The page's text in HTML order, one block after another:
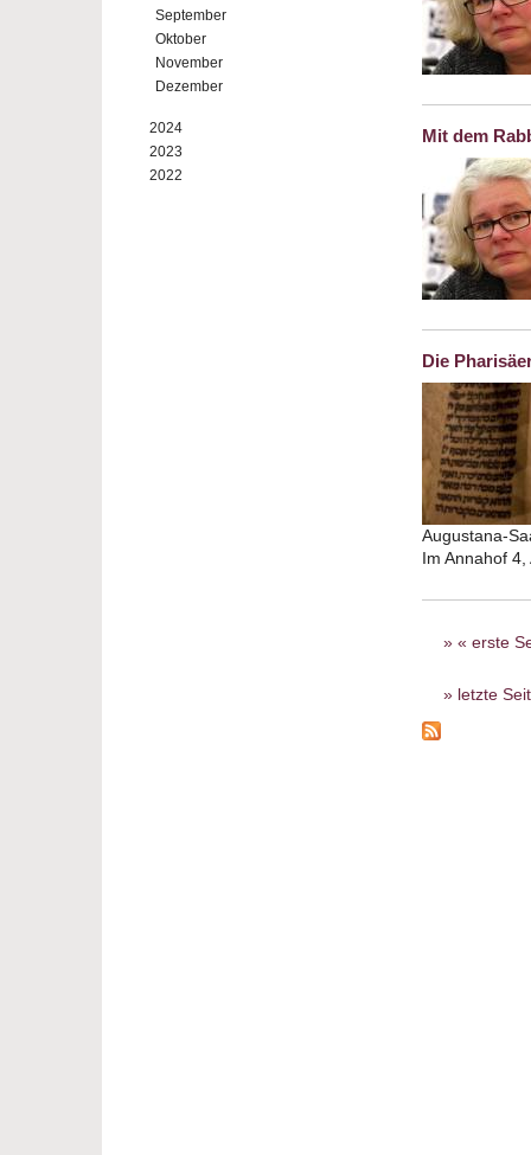
September
Oktober
November
Dezember
2024
2023
2022
Mit dem
Die
Augustana-
Im Annahof
Seiten
« erste
letzte